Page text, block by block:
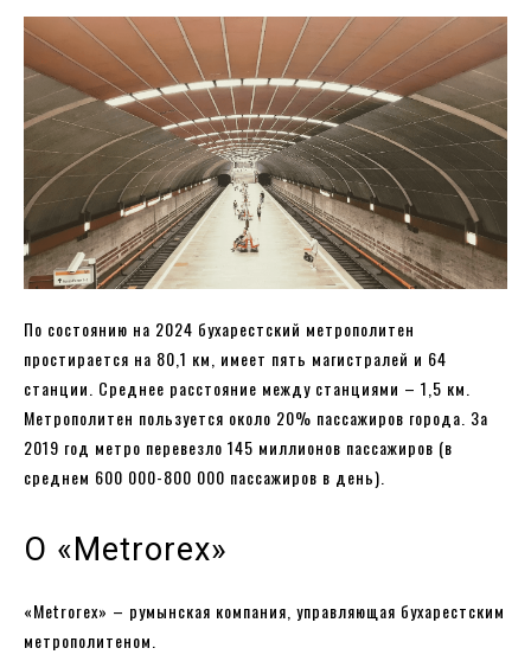
По состоянию на 2024 бухарестский метрополитен
простирается на 80,1 км, имеет пять магистралей и 64
станции. Среднее расстояние между станциями – 1,5 км.
Метрополитен пользуется около 20% пассажиров города. За
2019 год метро перевезло 145 миллионов пассажиров (в
среднем 600 000-800 000 пассажиров в день).
О «Metrorex»
«Metrorex» – румынская компания, управляющая бухарестским
метрополитеном.